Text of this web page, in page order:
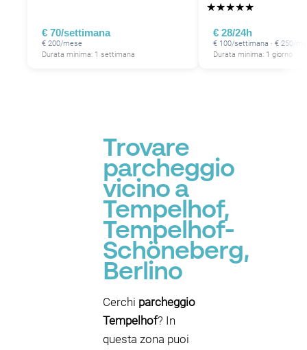
€ 70/settimana
€ 200/mese
Durata minima: 1 settimana
★★★★★
€ 28/24h
€ 100/settimana · € 250/
Durata minima: 1 giorno
Trovare
parcheggio
vicino a
Tempelhof,
Tempelhof-
Schöneberg,
Berlino
Cerchi parcheggio
Tempelhof? In
questa zona puoi